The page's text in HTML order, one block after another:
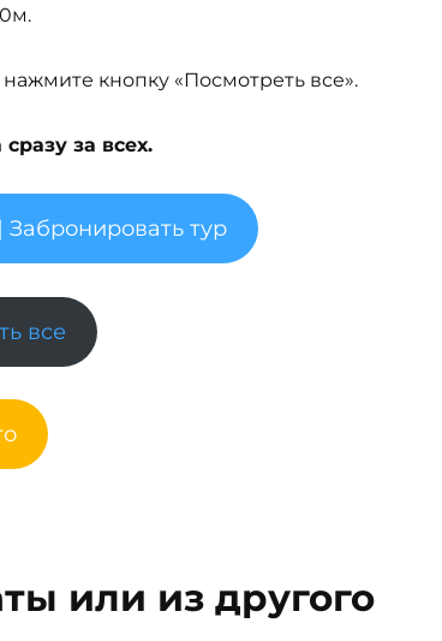
кнопку «Посмотреть все».
за всех.
тур
все
или из другого